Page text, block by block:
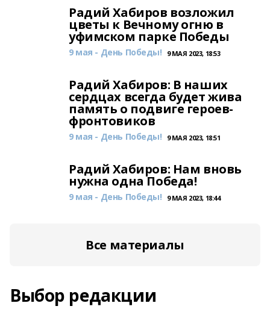
Радий Хабиров возложил
цветы к Вечному огню в
уфимском парке Победы
9 мая - День Победы! 9 МАЯ 2023, 18:53
Радий Хабиров: В наших
сердцах всегда будет жива
память о подвиге героев-
фронтовиков
9 мая - День Победы! 9 МАЯ 2023, 18:51
Радий Хабиров: Нам вновь
нужна одна Победа!
9 мая - День Победы! 9 МАЯ 2023, 18:44
Все материалы
Выбор редакции